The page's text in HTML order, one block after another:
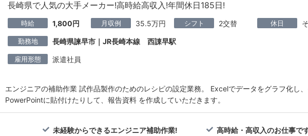
長崎県で人気の大手メーカー!高時給高収入!年間休日185日!
時給 1,800円 月収例 35.5万円 シフト 2交替 休日
勤務地 長崎県諫早市｜JR長崎本線 西諌早駅
雇用形態 派遣社員
エンジニアの補助作業 試作品製作のためのレシピの設定業務。 Excelでデータをグラフ化し
PowerPointに貼付けたりして、報告資料 を作成していただきます。
未経験からできるエンジニア補助作業! 高時給・高収入のお仕事で